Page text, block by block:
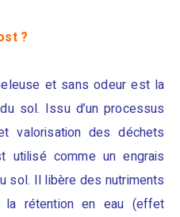
?
et sans odeur est la
sol. Issu d’un processus
valorisation des déchets
utilisé comme un engrais
sol. Il libère des nutriments
rétention en eau (effet